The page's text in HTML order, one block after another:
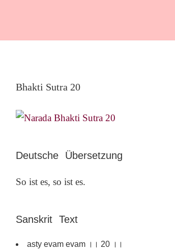
Bhakti Sutra 20
Deutsche Übersetzung
So ist es, so ist es.
Sanskrit Text
asty evam evam ।। 20 ।।